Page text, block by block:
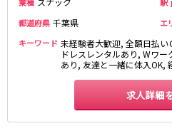
都道府県 千葉県 エ
キーワード 未経験者大歓迎, 全額日払
ドレスレンタルあり, Wワ
あり, 友達と一緒に体入OK,
求人詳細
浅草駅
守谷
三郷中央駅
八潮駅
東急大井町線
大井
二子玉川駅
旗の